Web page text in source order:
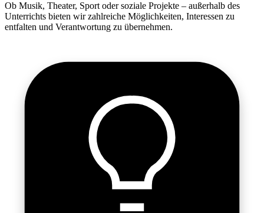
Ob Musik, Theater, Sport oder soziale Projekte – außerhalb des
Unterrichts bieten wir zahlreiche Möglichkeiten, Interessen zu
entfalten und Verantwortung zu übernehmen.